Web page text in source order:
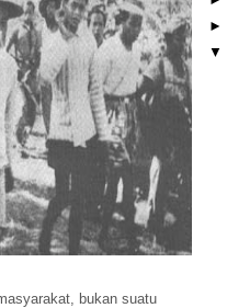
bukan suatu
►
▼